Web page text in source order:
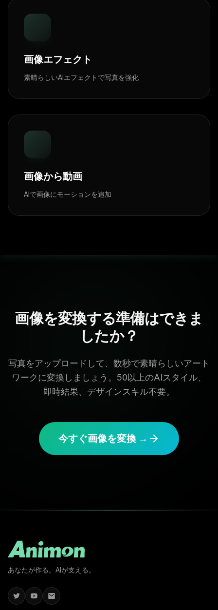
画像エフェクト
素晴らしいAIエフェクトで写真を強化
画像から動画
AIで画像にモーションを追加
画像を変換する準備はできま
したか？
写真をアップロードして、数秒で素晴らしいアート
ワークに変換しましょう。50以上のAIスタイル、
即時結果、デザインスキル不要。
今すぐ画像を変換 →
あなたが作る。AIが支える。